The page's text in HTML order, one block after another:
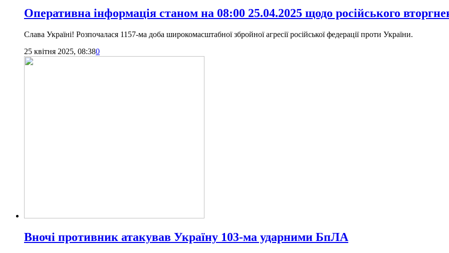
Оперативна інформація станом на 08:00 25.04.2025 щодо російського
Слава Україні! Розпочалася 1157-ма доба широкомасштабної збройної агресії російської федерації проти України.
25 квітня 2025, 08:380
Вночі противник атакував Україну 103-ма ударними БпЛА